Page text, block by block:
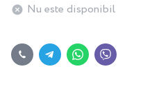
Nu este disponibil